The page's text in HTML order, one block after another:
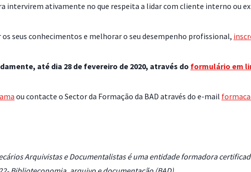
intervirem ativamente no que respeita a lidar com cliente interno ou
seus conhecimentos e melhorar o seu desempenho profissional,
até dia 28 de fevereiro de 2020, através do formulário em
ou contacte o Sector da Formação da BAD através do e-mail
Arquivistas e Documentalistas é uma entidade formadora